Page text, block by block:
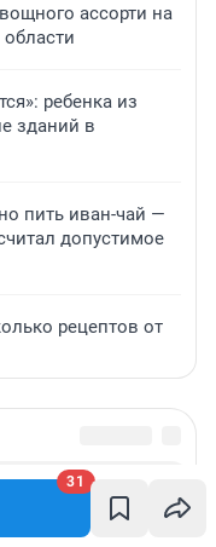
31
ассорти на
ребенка из
зданий в
пить иван-чай —
допустимое
рецептов от